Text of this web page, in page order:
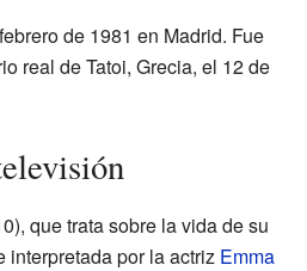
de 1981 en Madrid. Fue
real de Tatoi, Grecia, el 12 de
que trata sobre la vida de su
interpretada por la actriz Emma